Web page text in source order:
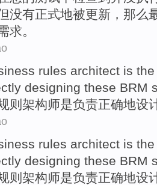
没有正式地被更新，那么
求。
rules architect is
designing these BRM
则 架构师是负责正确地设
rules architect is
designing these BRM
则架构师是负责正确地设